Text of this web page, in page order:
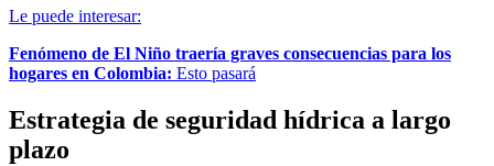
Le puede interesar:
Fenómeno de El Niño traería graves consecuencias para los
hogares en Colombia: Esto pasará
Estrategia de seguridad hídrica a largo
plazo